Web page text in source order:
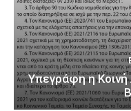
Υπεγράφη η